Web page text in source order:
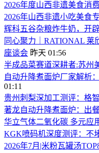
2026年度山西非遗美食消
2026年山西非遗小吃美食
辉科五谷杂粮炸牛奶，开
同心聚力｜RATIONAL 莱
座谈会 昨天 01:56
半成品菜赛道深耕者:苏州
自动升降煮面炉厂家解析
01:11
贵州刺梨深加工测评：格
著龙自动升降煮面炉：出
华立气体二氧化碳 多元应
KGK喷码机深度测评：不
2026年7月|米粉瓦罐汤